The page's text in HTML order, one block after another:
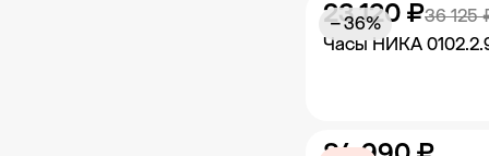
Добавить в
Часы НИКА
36 125
23 120 ₽
− 36%